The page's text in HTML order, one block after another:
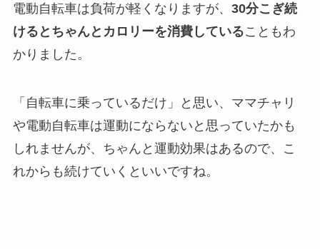
電動自転車は負荷が軽くなりますが、 30分こぎ続
けるとちゃんとカロリーを消費していることもわ
かりました。
「自転車に乗っているだけ」と思い、ママチャリ
や電動自転車は運動にならないと思っていたかも
しれませんが、ちゃんと運動効果はあるので、こ
れからも続けていくといいですね。